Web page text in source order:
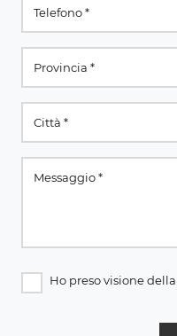
Ho preso visione della